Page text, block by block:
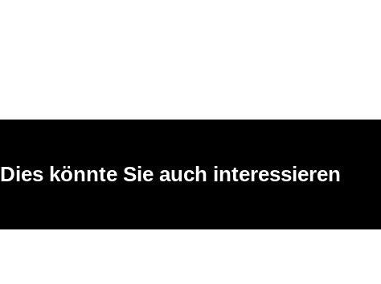
Dies könnte Sie auch interessieren